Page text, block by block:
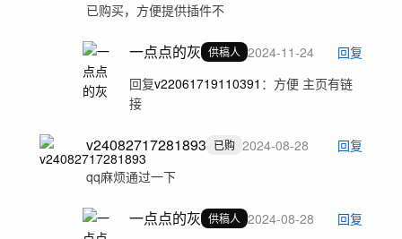
已购买，方便提供插件不
一点点的灰 供稿人 2024-11-24
回复
回复v22061719110391 ： 方便 主页有链
接
v24082717281893 已购 2024-08-28
回复
qq麻烦通过一下
一点点的灰 供稿人 2024-08-28
回复